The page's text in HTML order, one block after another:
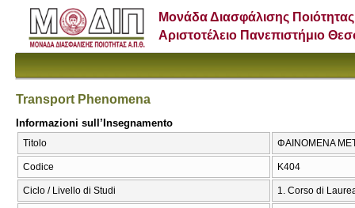
Μονάδα Διασφάλισης Ποιότητας
Αριστοτέλειο Πανεπιστήμιο
Transport Phenomena
Informazioni sull’Insegnamento
Titolo ΦΑΙΝΟΜΕΝΑ
Codice Κ404
Ciclo / Livello di Studi 1. Corso di